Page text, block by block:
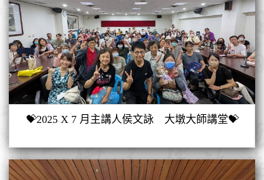
💝2025 X 7 月主講人侯文詠 大墩大師講堂💝